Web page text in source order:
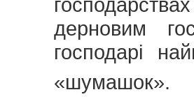
дерновим
господарі
«шумашок».